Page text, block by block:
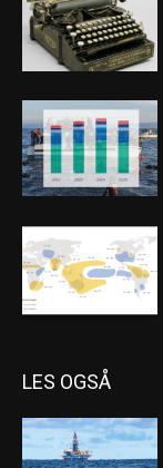
LES OGSÅ